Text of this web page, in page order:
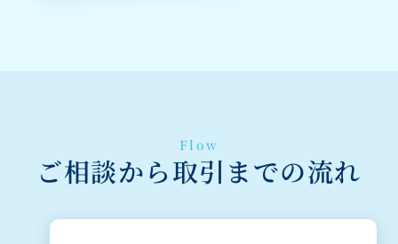
Flow
ご相談から取引までの流れ